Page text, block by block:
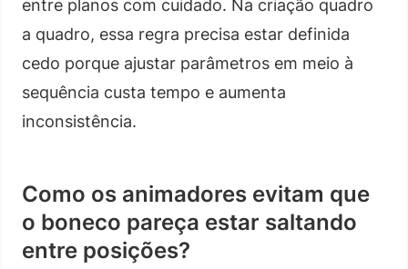
entre planos com cuidado. Na criação quadro
a quadro, essa regra precisa estar definida
cedo porque ajustar parâmetros em meio à
sequência custa tempo e aumenta
inconsistência.
Como os animadores evitam que
o boneco pareça estar saltando
entre posições?